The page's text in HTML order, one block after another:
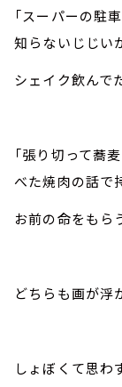
「スーパーの駐
知らないじじい
シェイク飲んでた
「張り切って蕎
べた焼肉の話で
お前の命をもらう
どちらも画が浮
しょぼくて思わ